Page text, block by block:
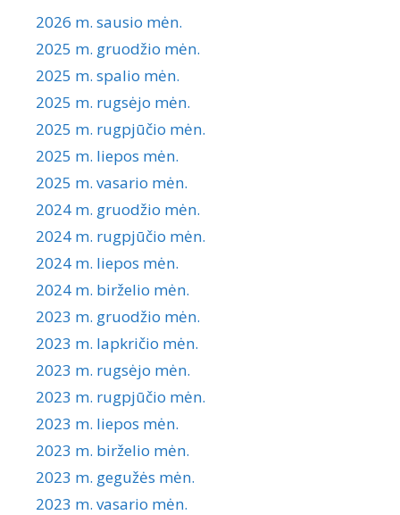
2026 m. sausio mėn.
2025 m. gruodžio mėn.
2025 m. spalio mėn.
2025 m. rugsėjo mėn.
2025 m. rugpjūčio mėn.
2025 m. liepos mėn.
2025 m. vasario mėn.
2024 m. gruodžio mėn.
2024 m. rugpjūčio mėn.
2024 m. liepos mėn.
2024 m. birželio mėn.
2023 m. gruodžio mėn.
2023 m. lapkričio mėn.
2023 m. rugsėjo mėn.
2023 m. rugpjūčio mėn.
2023 m. liepos mėn.
2023 m. birželio mėn.
2023 m. gegužės mėn.
2023 m. vasario mėn.